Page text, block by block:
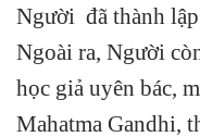
Người đã thành lập
Ngoài ra, Người
học giả uyên bác,
Mahatma Gandhi,